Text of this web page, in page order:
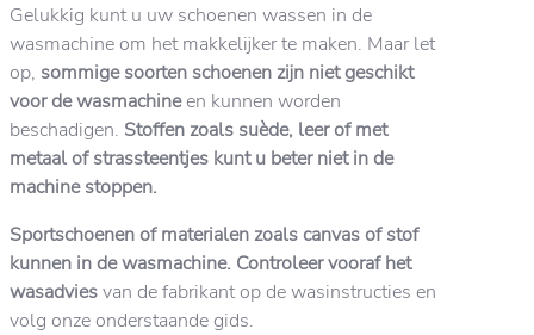
Gelukkig kunt u uw schoenen wassen in de
wasmachine om het makkelijker te maken. Maar let
op, sommige soorten schoenen zijn niet geschikt
voor de wasmachineen kunnen worden
beschadigen. Stoffen zoals suède, leer of met
metaal of strassteentjes kunt u beter niet in de
machine stoppen.
Sportschoenen of materialen zoals canvas of stof
kunnen in de wasmachine. Controleer vooraf het
wasadviesvan de fabrikant op de wasinstructies en
volg onze onderstaande gids.